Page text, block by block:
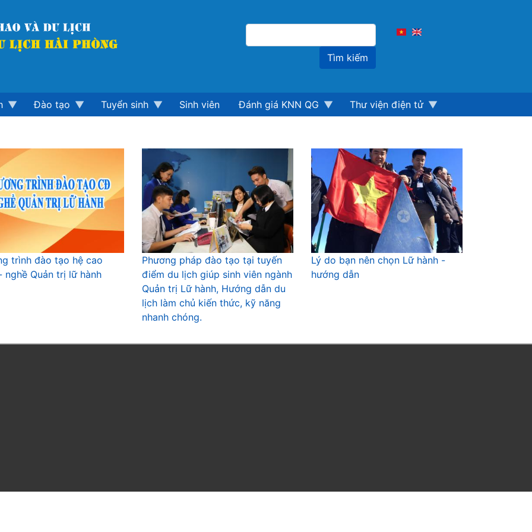
kiếm
Đào tạo Tuyển sinh Sinh viên Đánh giá KNN QG Thư viện điện tử
trình đào tạo hệ cao
nghề Quản trị lữ hành
Phương pháp đào tạo tại tuyến
điểm du lịch giúp sinh viên ngành
Quản trị Lữ hành, Hướng dẫn du
lịch làm chủ kiến thức, kỹ năng
nhanh chóng.
Lý do bạn nên chọn Lữ hành -
hướng dẫn